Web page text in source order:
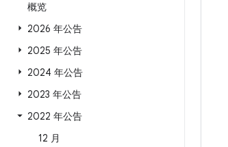
概览
2026 年公告
2025 年公告
2024 年公告
2023 年公告
2022 年公告
12 月